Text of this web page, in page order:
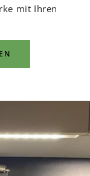
mit Ihren